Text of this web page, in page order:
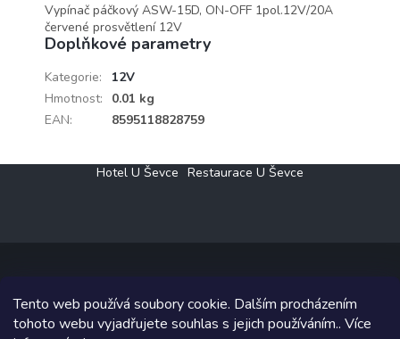
Tento web používá soubory cookie. Dalším procházením
tohoto webu vyjadřujete souhlas s jejich používáním.. Více
Vypínač páčkový ASW-15D, ON-OFF 1pol.12V/20A
červené prosvětlení 12V
Doplňkové parametry
Kategorie:
12V
Hmotnost:
0.01 kg
EAN: 8595118828759
Hotel U Ševce Restaurace U Ševce
Copyright 2026Elektro Klesný s.r.o.. Všechna práva vyhrazena.